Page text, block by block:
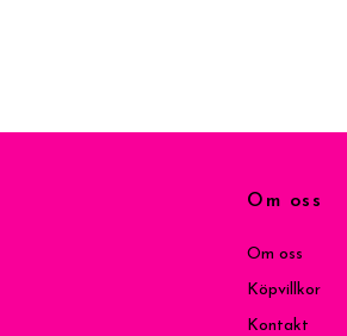
Om oss
Om oss
Köpvillkor
Kontakt